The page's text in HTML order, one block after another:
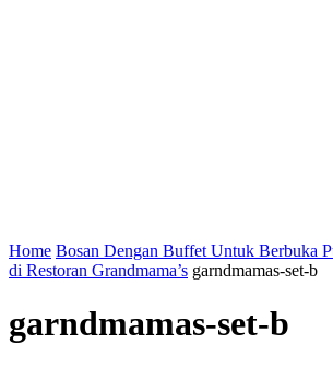
Home Bosan Dengan Buffet Untuk Berbuka
di Restoran Grandmama’s garndmamas-set-b
garndmamas-set-b